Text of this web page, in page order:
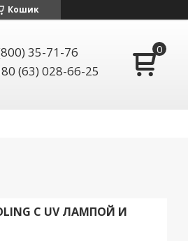
Кошик
35-71-76
(63) 028-66-25
С UV ЛАМПОЙ И